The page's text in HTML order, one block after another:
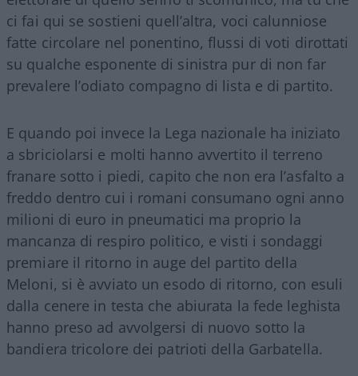
ci fai qui se sostieni quell’altra, voci calunniose
fatte circolare nel ponentino, flussi di voti dirottati
su qualche esponente di sinistra pur di non far
prevalere l’odiato compagno di lista e di partito.
E quando poi invece la Lega nazionale ha iniziato
a sbriciolarsi e molti hanno avvertito il terreno
franare sotto i piedi, capito che non era l’asfalto a
freddo dentro cui i romani consumano ogni anno
milioni di euro in pneumatici ma proprio la
mancanza di respiro politico, e visti i sondaggi
premiare il ritorno in auge del partito della
Meloni, si è avviato un esodo di ritorno, con esuli
dalla cenere in testa che abiurata la fede leghista
hanno preso ad avvolgersi di nuovo sotto la
bandiera tricolore dei patrioti della Garbatella.